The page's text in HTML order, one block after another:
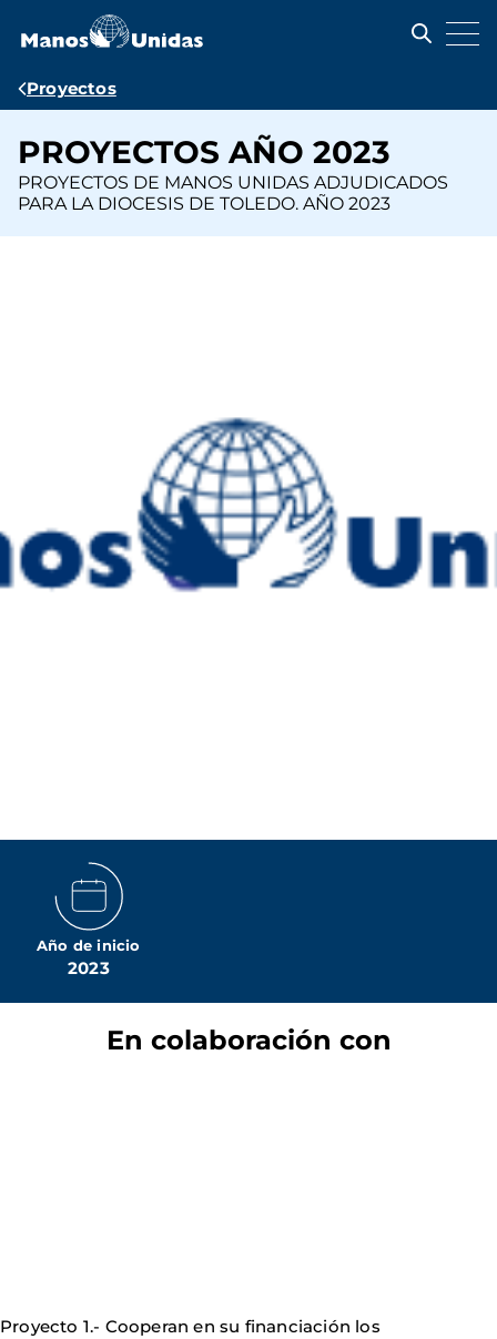
contenido
Ruta
navegación
Proyectos
PROYECTOS AÑO 2023
PROYECTOS DE MANOS UNIDAS ADJUDICADOS
PARA LA DIOCESIS DE TOLEDO. AÑO 2023
Año de inicio
2023
En colaboración con
Proyecto 1.- Cooperan en su financiación los